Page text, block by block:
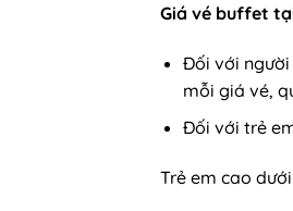
Giá vé buffet
Đối với người
mỗi giá vé,
Đối với trẻ
Trẻ em cao